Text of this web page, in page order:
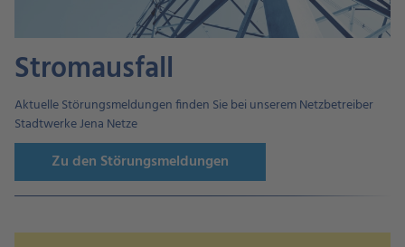
Stromausfall
Aktuelle Störungsmeldungen finden Sie bei unserem Netzbetreiber
Stadtwerke Jena Netze
Zu den Störungsmeldungen